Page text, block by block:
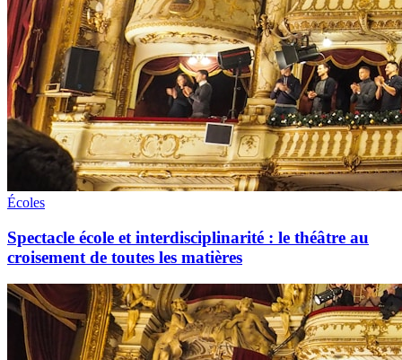
Écoles
Spectacle école et interdisciplinarité : le théâtre au
croisement de toutes les matières